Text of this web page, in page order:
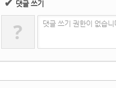
✔ 댓글 쓰기
? 댓글 쓰기 권한이 없습